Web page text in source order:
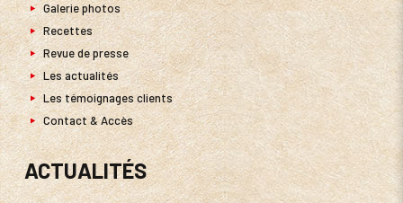
Galerie photos
Recettes
Revue de presse
Les actualités
Les témoignages clients
Contact & Accès
ACTUALITÉS